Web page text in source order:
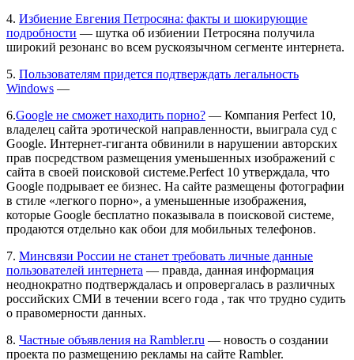
4. Избиение Евгения Петросяна: факты и шокирующие
подробности — шутка об избиении Петросяна получила
широкий резонанс во всем рускоязычном сегменте интернета.
5. Пользователям придется подтверждать легальность
Windows —
6.Google не сможет находить порно? — Компания Perfect 10,
владелец сайта эротической направленности, выиграла суд с
Google. Интернет-гиганта обвинили в нарушении авторских
прав посредством размещения уменьшенных изображений с
сайта в своей поисковой системе.Perfect 10 утверждала, что
Google подрывает ее бизнес. На сайте размещены фотографии
в стиле «легкого порно», а уменьшенные изображения,
которые Google бесплатно показывала в поисковой системе,
продаются отдельно как обои для мобильных телефонов.
7. Минсвязи России не станет требовать личные данные
пользователей интернета — правда, данная информация
неоднократно подтверждалась и опровергалась в различных
российских СМИ в течении всего года , так что трудно судить
о правомерности данных.
8. Частные объявления на Rambler.ru — новость о создании
проекта по размещению рекламы на сайте Rambler.